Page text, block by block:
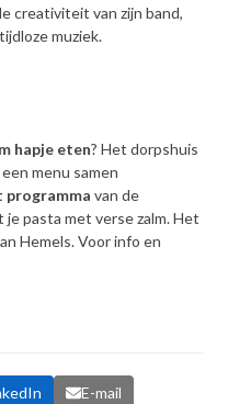
creativiteit van zijn band,
muziek.
hapje eten? Het dorpshuis
menu samen
programma van de
pasta met verse zalm. Het
Hemels. Voor info en
E-mail